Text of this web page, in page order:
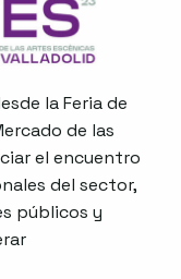
la Feria de
de las
el encuentro
del sector,
públicos y